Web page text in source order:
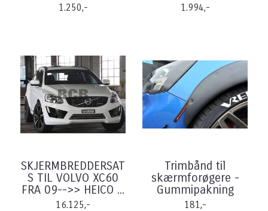
1.250,- 1.994,-
SKJERMBREDDERSAT
S TIL VOLVO XC60
FRA 09-->> HEICO ...
16.125,-
Trimbånd til
skærmforøgere -
Gummipakning
181,-